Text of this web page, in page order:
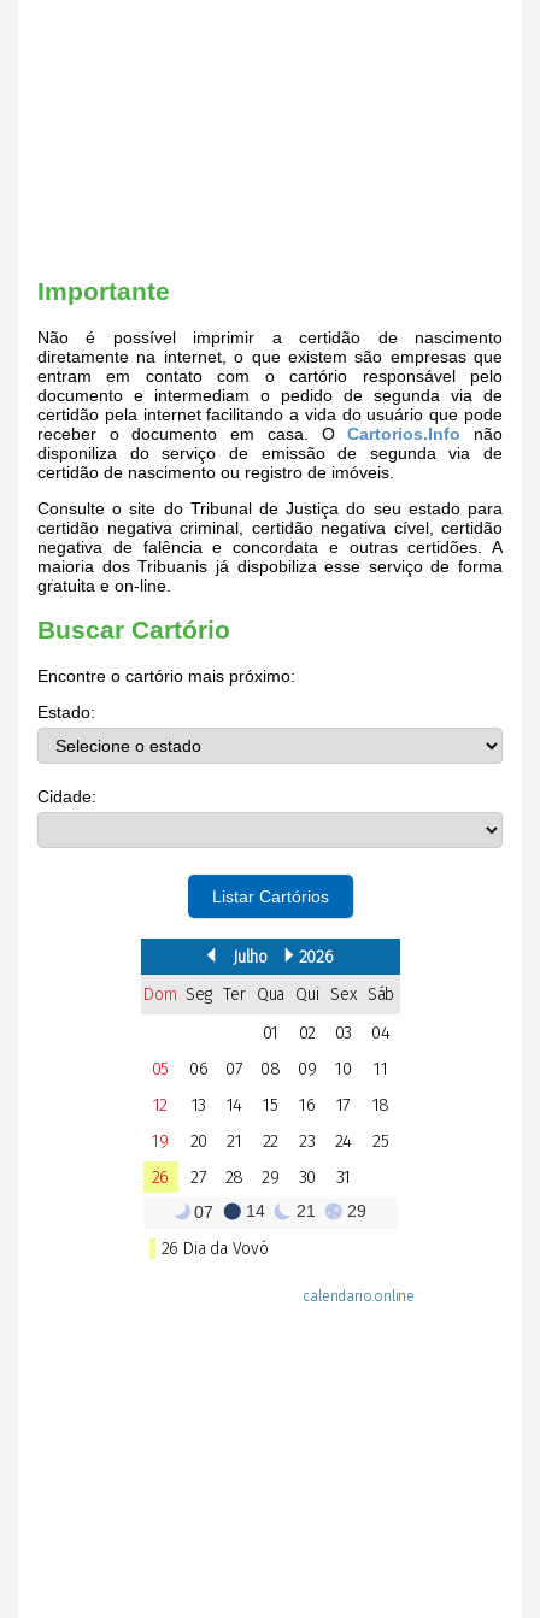
Importante
Não é possível imprimir a certidão de nascimento
diretamente na internet, o que existem são empresas que
entram em contato com o cartório responsável pelo
documento e intermediam o pedido de segunda via de
certidão pela internet facilitando a vida do usuário que pode
receber o documento em casa. OCartorios.Info não
disponiliza do serviço de emissão de segunda via de
certidão de nascimento ou registro de imóveis.
Consulte o site do Tribunal de Justiça do seu estado para
certidão negativa criminal, certidão negativa cível, certidão
negativa de falência e concordata e outras certidões. A
maioria dos Tribuanis já dispobiliza esse serviço de forma
gratuita e on-line.
Buscar Cartório
Encontre o cartório mais próximo:
Estado:
Cidade:
Listar Cartórios